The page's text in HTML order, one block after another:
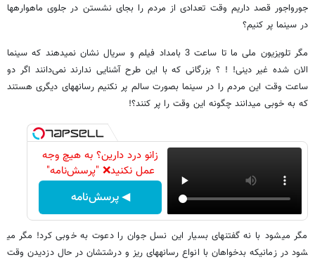
جورواجور قصد داریم وقت تعدادی از مردم را بجای نشستن در جلوی ماهواره​ها
در سینما پر کنیم؟
مگر تلویزیون ملی ما تا ساعت 3 بامداد فیلم و سریال نشان نمی​دهند که سینما
الان شده غیر دینی! ! ؟ بزرگانی که با این طرح آشنایی ندارند نمی‌دانند اگر دو
ساعت وقت این مردم را در سینما بصورت سالم پر نکنیم رسانه​های دیگری هستند
که به خوبی می​دانند چگونه این وقت را پر کنند؟!
زانو درد دارین؟ به هیچ وجه
عمل نکنید❌ "پرسش‌نامه"
◀ پرسش‌نامه
مگر می​شود با نه گفتن​های بسیار این نسل جوان را دعوت به خوبی کرد! مگر می​
شود در زمانیکه بدخواهان با انواع رسانه​های ریز و درشتشان در حال دزدیدن وقت